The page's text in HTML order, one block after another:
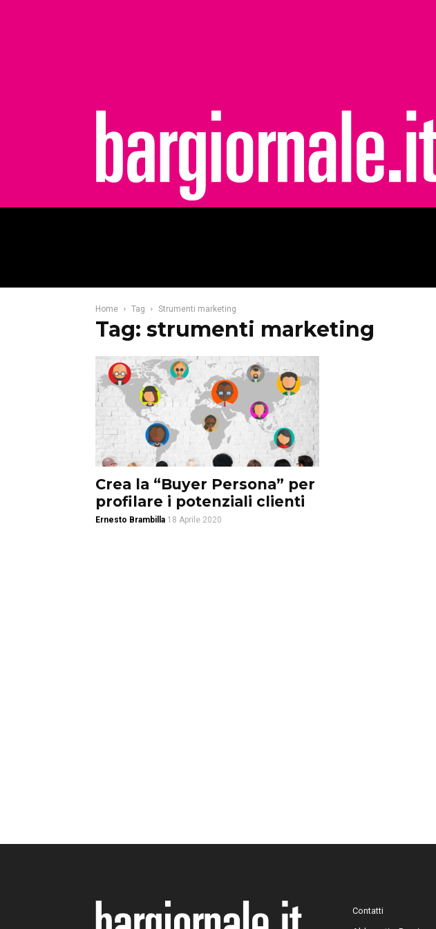
Home Tag Strumenti marketing
Tag: strumenti marketing
Crea la “Buyer Persona” per
profilare i potenziali clienti
Ernesto Brambilla 18 Aprile 2020
Contatti